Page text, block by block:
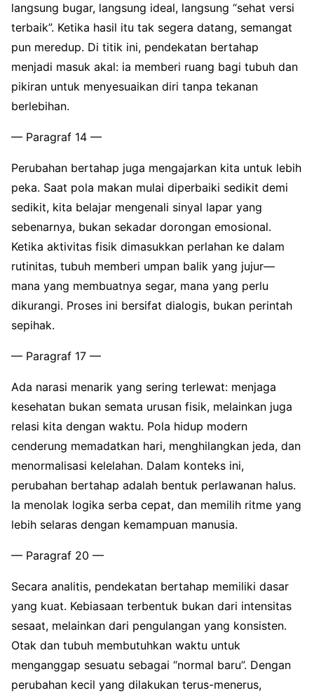
langsung bugar, langsung ideal, langsung “sehat versi
terbaik”. Ketika hasil itu tak segera datang, semangat
pun meredup. Di titik ini, pendekatan bertahap
menjadi masuk akal: ia memberi ruang bagi tubuh dan
pikiran untuk menyesuaikan diri tanpa tekanan
berlebihan.
— Paragraf 14 —
Perubahan bertahap juga mengajarkan kita untuk lebih
peka. Saat pola makan mulai diperbaiki sedikit demi
sedikit, kita belajar mengenali sinyal lapar yang
sebenarnya, bukan sekadar dorongan emosional.
Ketika aktivitas fisik dimasukkan perlahan ke dalam
rutinitas, tubuh memberi umpan balik yang jujur—
mana yang membuatnya segar, mana yang perlu
dikurangi. Proses ini bersifat dialogis, bukan perintah
sepihak.
— Paragraf 17 —
Ada narasi menarik yang sering terlewat: menjaga
kesehatan bukan semata urusan fisik, melainkan juga
relasi kita dengan waktu. Pola hidup modern
cenderung memadatkan hari, menghilangkan jeda, dan
menormalisasi kelelahan. Dalam konteks ini,
perubahan bertahap adalah bentuk perlawanan halus.
Ia menolak logika serba cepat, dan memilih ritme yang
lebih selaras dengan kemampuan manusia.
— Paragraf 20 —
Secara analitis, pendekatan bertahap memiliki dasar
yang kuat. Kebiasaan terbentuk bukan dari intensitas
sesaat, melainkan dari pengulangan yang konsisten.
Otak dan tubuh membutuhkan waktu untuk
menganggap sesuatu sebagai “normal baru”. Dengan
perubahan kecil yang dilakukan terus-menerus,